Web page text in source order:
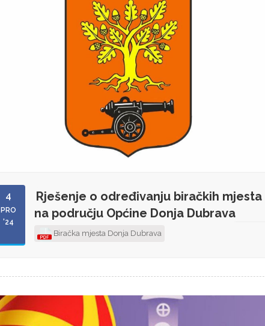
4
PRO
'24
Rješenje o određivanju biračkih mjesta
na području Općine Donja Dubrava
Biračka mjesta Donja Dubrava